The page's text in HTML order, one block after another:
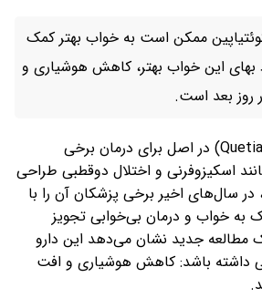
ممکن است به خواب بهتر کمک
بهای این خواب بهتر، کاهش هوشیاری و
روز بعد است.
داروی کوئتیاپین (Quetiapine) در اصل برای درمان برخی
اسکیزوفرنی و اختلال دوقطبی طراحی
سال‌های اخیر برخی پزشکان آن را با
به خواب و درمان بی‌خوابی تجویز
مطالعه جدید نشان می‌دهد این دارو
داشته باشد: کاهش هوشیاری و افت